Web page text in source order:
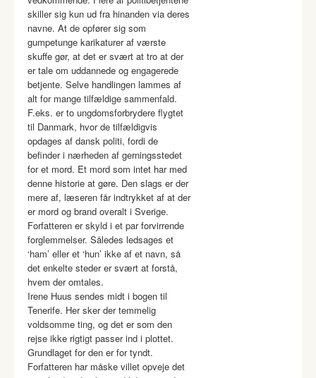
skiller sig kun ud fra hinanden via deres
navne. At de opfører sig som
gumpetunge karikaturer af værste
skuffe gør, at det er svært at tro at der
er tale om uddannede og engagerede
betjente. Selve handlingen lammes af
alt for mange tilfældige sammenfald.
F.eks. er to ungdomsforbrydere flygtet
til Danmark, hvor de tilfældigvis
opdages af dansk politi, fordi de
befinder i nærheden af gerningsstedet
for et mord. Et mord som intet har med
denne historie at gøre. Den slags er der
mere af, læseren får indtrykket af at der
er mord og brand overalt i Sverige.
Forfatteren er skyld i et par forvirrende
forglemmelser. Således ledsages et
‘ham’ eller et ‘hun’ ikke af et navn, så
det enkelte steder er svært at forstå,
hvem der omtales.
Irene Huus sendes midt i bogen til
Tenerife. Her sker der temmelig
voldsomme ting, og det er som den
rejse ikke rigtigt passer ind i plottet.
Grundlaget for den er for tyndt.
Forfatteren har måske villet opveje det